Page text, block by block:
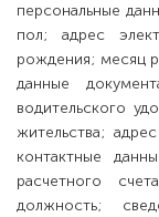
персональные
пол; адрес
рождения; месяц
данные
водительского
жительства;
контактные
расчетного
должность;